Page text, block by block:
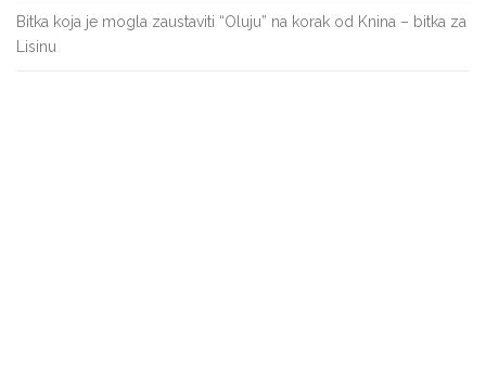
Bitka koja je mogla zaustaviti “Oluju” na korak od Knina – bitka za
Lisinu